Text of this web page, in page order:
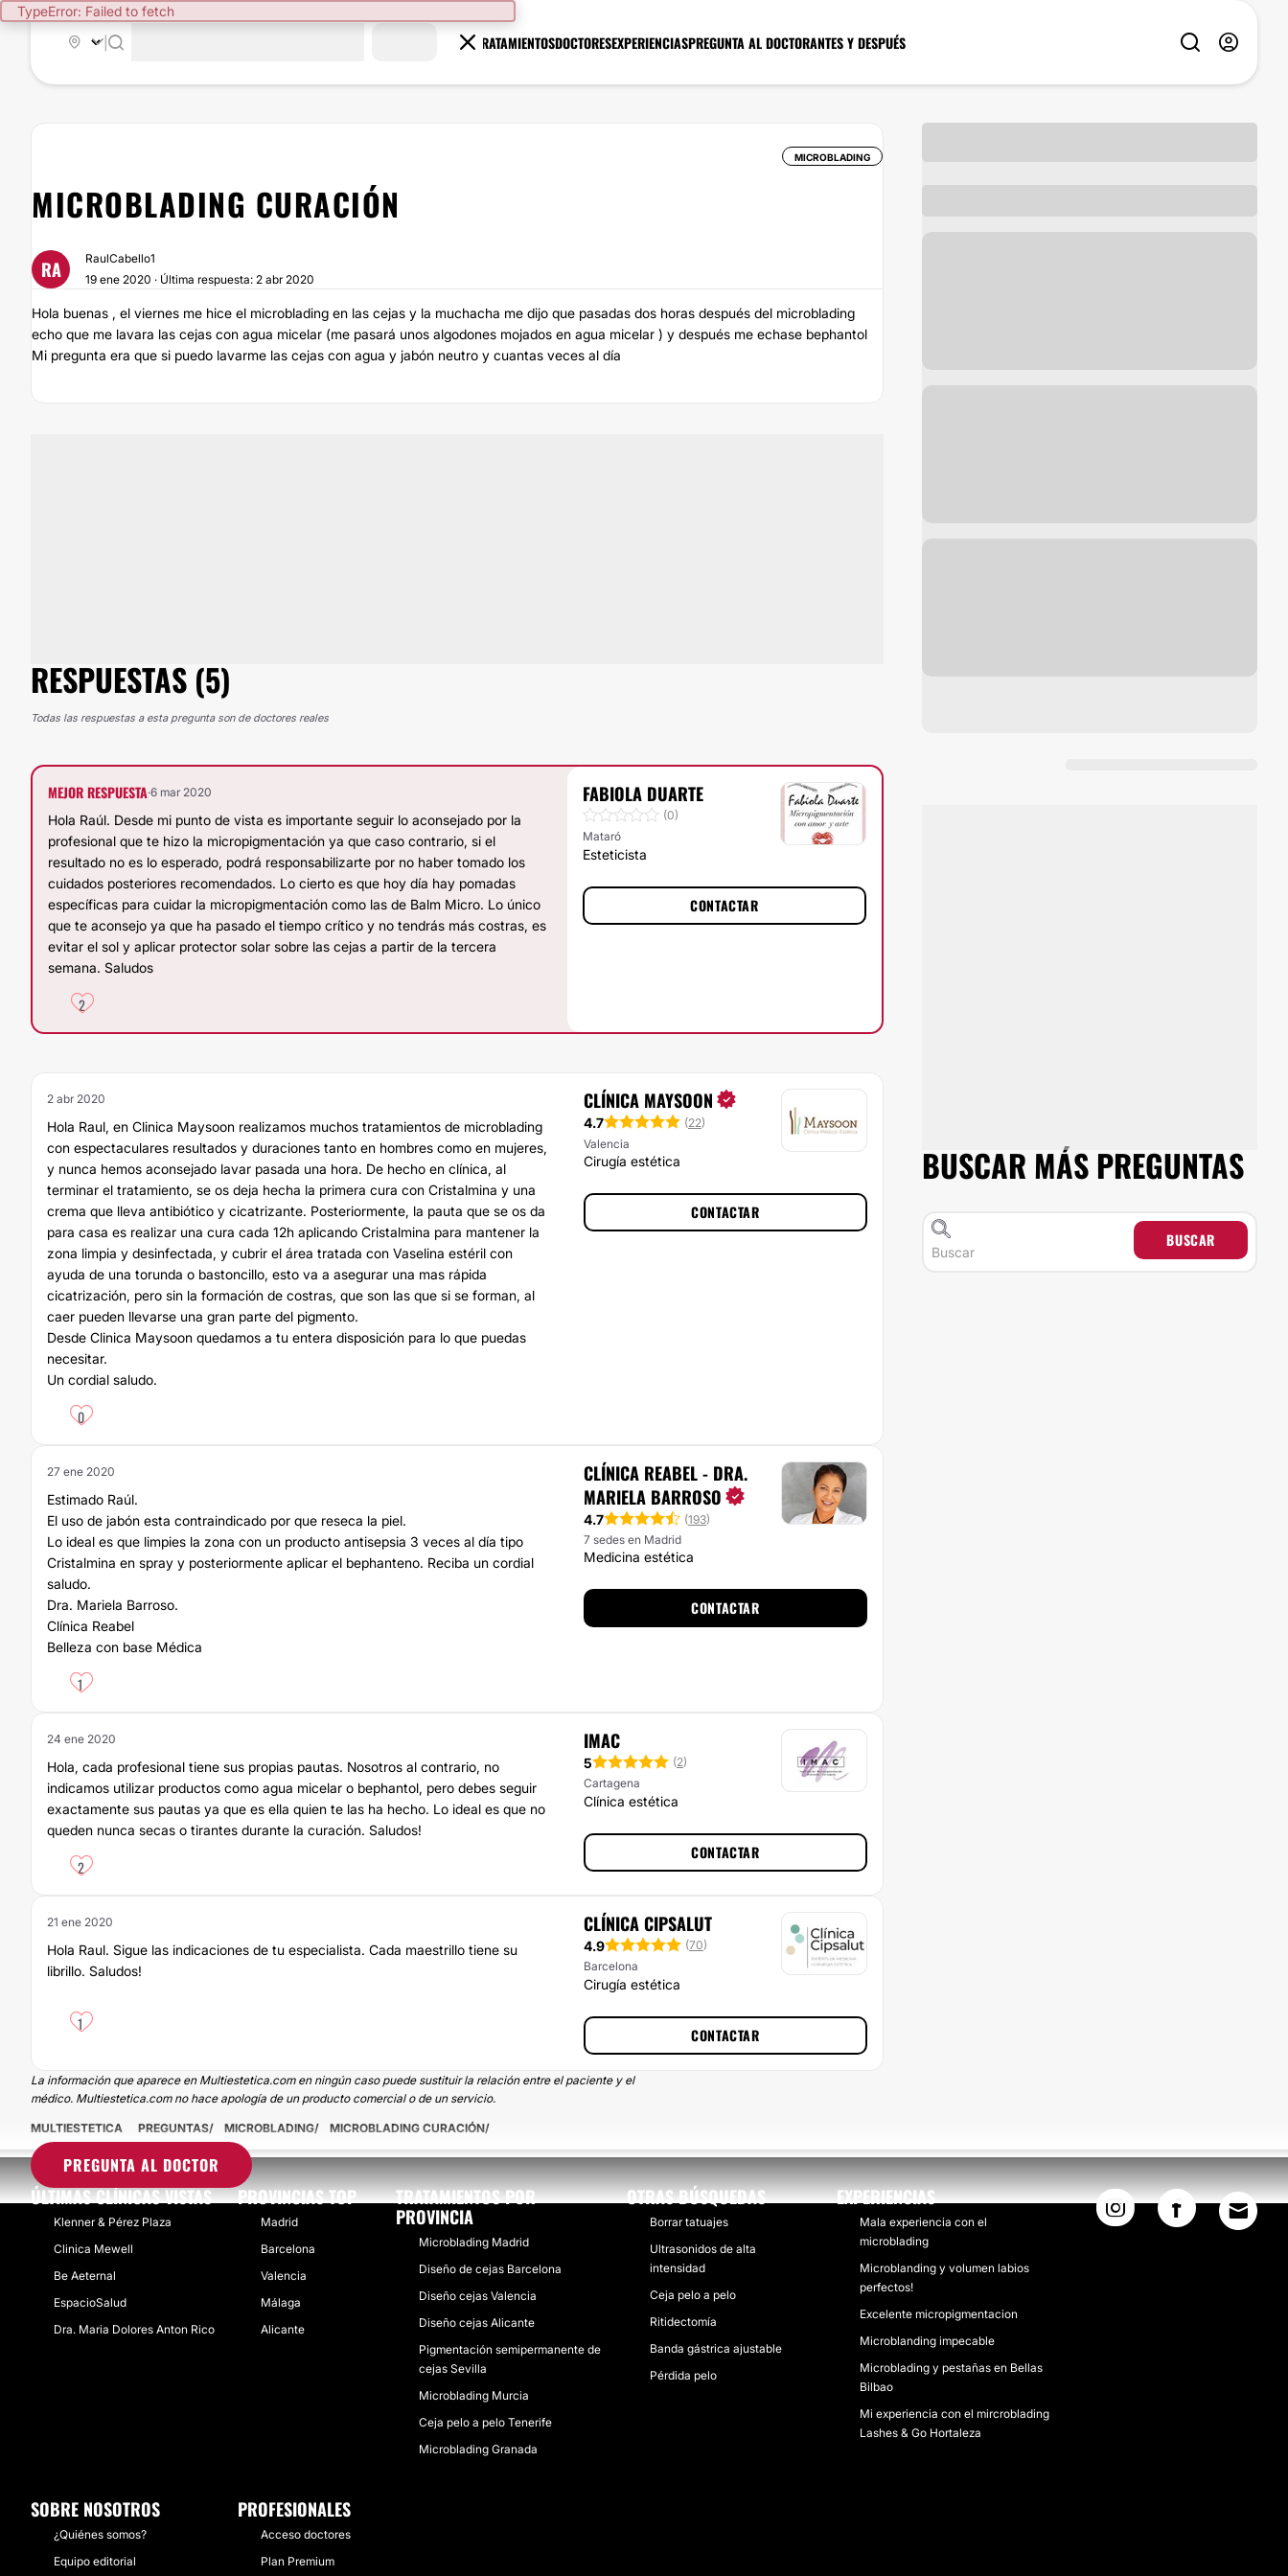
TypeError: Failed to fetch
TRATAMIENTOSDOCTORESEXPERIENCIASPREGUNTA AL DOCTORANTES Y DESPUÉS
MICROBLADING
MICROBLADING CURACIÓN
RA
RaulCabello1
19 ene 2020 · Última respuesta: 2 abr 2020
Hola buenas , el viernes me hice el microblading en las cejas y la muchacha me dijo que pasadas dos horas después del microblading
echo que me lavara las cejas con agua micelar (me pasará unos algodones mojados en agua micelar ) y después me echase bephantol
Mi pregunta era que si puedo lavarme las cejas con agua y jabón neutro y cuantas veces al día
RESPUESTAS (5)
Todas las respuestas a esta pregunta son de doctores reales
MEJOR RESPUESTA·6 mar 2020
Hola Raúl. Desde mi punto de vista es importante seguir lo aconsejado por la
profesional que te hizo la micropigmentación ya que caso contrario, si el
resultado no es lo esperado, podrá responsabilizarte por no haber tomado los
cuidados posteriores recomendados. Lo cierto es que hoy día hay pomadas
específicas para cuidar la micropigmentación como las de Balm Micro. Lo único
que te aconsejo ya que ha pasado el tiempo crítico y no tendrás más costras, es
evitar el sol y aplicar protector solar sobre las cejas a partir de la tercera
semana. Saludos
2
FABIOLA DUARTE
(0)
Mataró
Esteticista
CONTACTAR
2 abr 2020
Hola Raul, en Clinica Maysoon realizamos muchos tratamientos de microblading
con espectaculares resultados y duraciones tanto en hombres como en mujeres,
y nunca hemos aconsejado lavar pasada una hora. De hecho en clínica, al
terminar el tratamiento, se os deja hecha la primera cura con Cristalmina y una
crema que lleva antibiótico y cicatrizante. Posteriormente, la pauta que se os da
para casa es realizar una cura cada 12h aplicando Cristalmina para mantener la
zona limpia y desinfectada, y cubrir el área tratada con Vaselina estéril con
ayuda de una torunda o bastoncillo, esto va a asegurar una mas rápida
cicatrización, pero sin la formación de costras, que son las que si se forman, al
caer pueden llevarse una gran parte del pigmento.
Desde Clinica Maysoon quedamos a tu entera disposición para lo que puedas
necesitar.
Un cordial saludo.
0
CLÍNICA MAYSOON
4.7 (22)
Valencia
Cirugía estética
CONTACTAR
27 ene 2020
Estimado Raúl.
El uso de jabón esta contraindicado por que reseca la piel.
Lo ideal es que limpies la zona con un producto antisepsia 3 veces al día tipo
Cristalmina en spray y posteriormente aplicar el bephanteno. Reciba un cordial
saludo.
Dra. Mariela Barroso.
Clínica Reabel
Belleza con base Médica
1
CLÍNICA REABEL - DRA.
MARIELA BARROSO
4.7 (193)
7 sedes en Madrid
Medicina estética
CONTACTAR
24 ene 2020
Hola, cada profesional tiene sus propias pautas. Nosotros al contrario, no
indicamos utilizar productos como agua micelar o bephantol, pero debes seguir
exactamente sus pautas ya que es ella quien te las ha hecho. Lo ideal es que no
queden nunca secas o tirantes durante la curación. Saludos!
2
IMAC
5 (2)
Cartagena
Clínica estética
CONTACTAR
21 ene 2020
Hola Raul. Sigue las indicaciones de tu especialista. Cada maestrillo tiene su
librillo. Saludos!
1
CLÍNICA CIPSALUT
4.9 (70)
Barcelona
Cirugía estética
CONTACTAR
BUSCAR MÁS PREGUNTAS
BUSCAR
La información que aparece en Multiestetica.com en ningún caso puede sustituir la relación entre el paciente y el
médico. Multiestetica.com no hace apología de un producto comercial o de un servicio.
PREGUNTA AL DOCTOR
MULTIESTETICA PREGUNTAS MICROBLADING MICROBLADING CURACIÓN
ÚLTIMAS CLÍNICAS VISTAS
Klenner & Pérez Plaza
Clinica Mewell
Be Aeternal
EspacioSalud
Dra. Maria Dolores Anton Rico
PROVINCIAS TOP
Madrid
Barcelona
Valencia
Málaga
Alicante
TRATAMIENTOS POR
PROVINCIA
Microblading Madrid
Diseño de cejas Barcelona
Diseño cejas Valencia
Diseño cejas Alicante
Pigmentación semipermanente de
cejas Sevilla
Microblading Murcia
Ceja pelo a pelo Tenerife
Microblading Granada
OTRAS BÚSQUEDAS
Borrar tatuajes
Ultrasonidos de alta
intensidad
Ceja pelo a pelo
Ritidectomía
Banda gástrica ajustable
Pérdida pelo
EXPERIENCIAS
Mala experiencia con el
microblading
Microblanding y volumen labios
perfectos!
Excelente micropigmentacion
Microblanding impecable
Microblading y pestañas en Bellas
Bilbao
Mi experiencia con el mircroblading
Lashes & Go Hortaleza
SOBRE NOSOTROS
¿Quiénes somos?
Equipo editorial
PROFESIONALES
Acceso doctores
Plan Premium